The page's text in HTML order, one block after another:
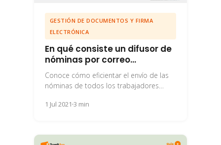
GESTIÓN DE DOCUMENTOS Y FIRMA
ELECTRÓNICA
En qué consiste un difusor de
nóminas por correo
electrónico
Conoce cómo eficientar el envío de las
nóminas de todos los trabajadores
correo electrónico.
1 Jul 2021 3 min